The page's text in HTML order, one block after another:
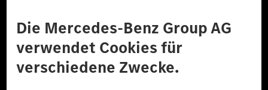
Datenschutz Lizenzhinweise Dritter Barrierefreiheit
© 2026 Mercedes-Benz Group AG. Alle Rechte vorbehalten.